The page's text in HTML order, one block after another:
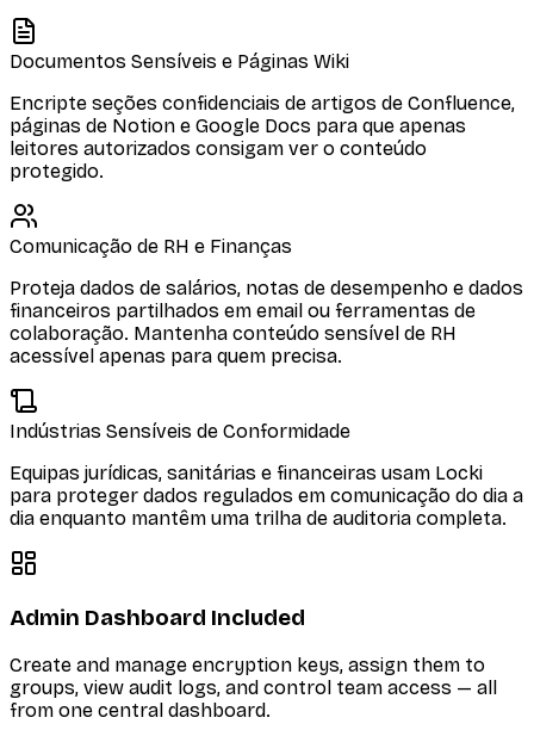
Documentos Sensíveis e Páginas Wiki
Encripte seções confidenciais de artigos de Confluence,
páginas de Notion e Google Docs para que apenas
leitores autorizados consigam ver o conteúdo
protegido.
Comunicação de RH e Finanças
Proteja dados de salários, notas de desempenho e dados
financeiros partilhados em email ou ferramentas de
colaboração. Mantenha conteúdo sensível de RH
acessível apenas para quem precisa.
Indústrias Sensíveis de Conformidade
Equipas jurídicas, sanitárias e financeiras usam Locki
para proteger dados regulados em comunicação do dia a
dia enquanto mantêm uma trilha de auditoria completa.
Admin Dashboard Included
Create and manage encryption keys, assign them to
groups, view audit logs, and control team access — all
from one central dashboard.